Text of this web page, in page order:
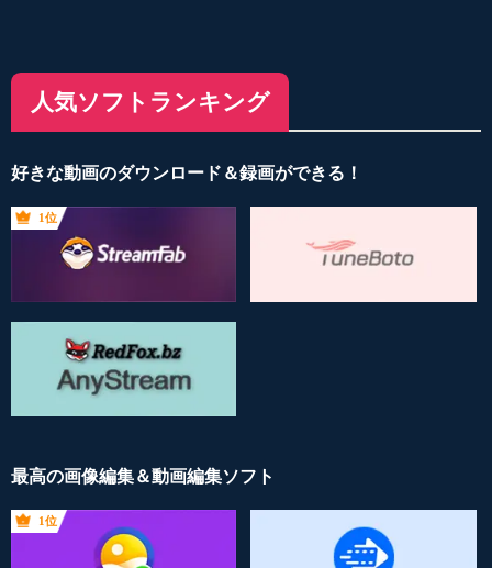
人気ソフトランキング
好きな動画のダウンロード＆録画ができる！
1位
最高の画像編集＆動画編集ソフト
1位